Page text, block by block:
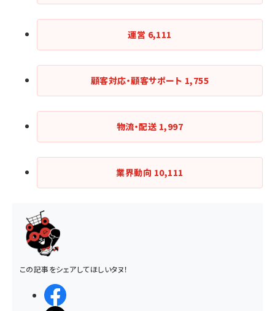
運営 6,111
顧客対応・顧客サポート 1,755
物流・配送 1,997
業界動向 10,111
この記事をシェアしてほしいタヌ！